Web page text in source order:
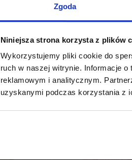
Zgoda
Niniejsza strona korzysta z plików
Wykorzystujemy pliki cookie do
ruch w naszej witrynie. Informacje
reklamowym i analitycznym.
uzyskanymi podczas korzystania z
OUTLET